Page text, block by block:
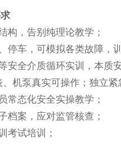
构，告别纯理论教学；
车，可模拟各类故障，
全介质循环实训，本质
机泵真实可操作；独立
常态化安全实操教学；
档案，应对监管核查；
考试培训；